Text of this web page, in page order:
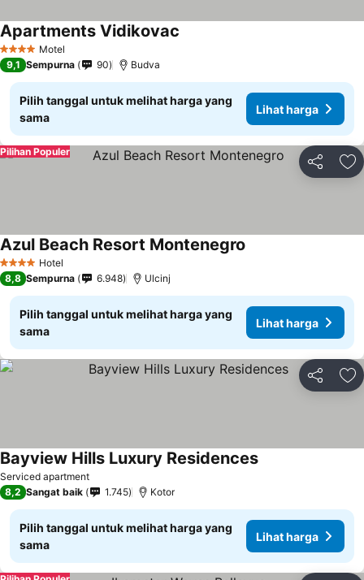
4 BintangMotel
Apartments Vidikovac
9,1 Sempurna 90 Budva
Pilih tanggal untuk melihat harga yang
sama
Lihat harga
Bagikan
Pilihan Populer
4 BintangHotel
Azul Beach Resort Montenegro
8,8 Sempurna 6.948 Ulcinj
Pilih tanggal untuk melihat harga yang
sama
Lihat harga
Bagikan
Serviced apartment
Bayview Hills Luxury ResidencesLihat harga
8,2 Sangat baik 1.745 Kotor
Pilih tanggal untuk melihat harga yang
sama
Lihat harga